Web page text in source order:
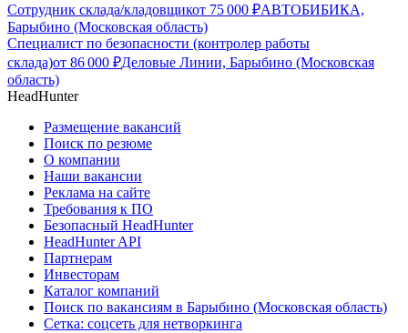
Сотрудник склада/кладовщикот 75 000 ₽АВТОБИБИКА,
Барыбино (Московская область)
Специалист по безопасности (контролер работы
склада)от 86 000 ₽Деловые Линии, Барыбино (Московская
область)
HeadHunter
Размещение вакансий
Поиск по резюме
О компании
Наши вакансии
Реклама на сайте
Требования к ПО
Безопасный HeadHunter
HeadHunter API
Партнерам
Инвесторам
Каталог компаний
Поиск по вакансиям в Барыбино (Московская область)
Сетка: соцсеть для нетворкинга